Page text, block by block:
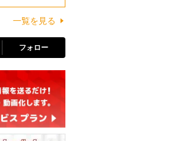
一覧を見る
フォロー